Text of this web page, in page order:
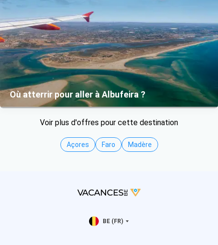
Où atterrir pour aller à Albufeira ?
Voir plus d'offres pour cette destination
Açores Faro Madère
BE (FR)